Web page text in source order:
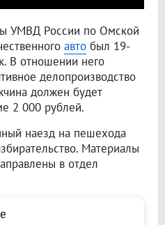
УМВД России по Омской
авто был 19-
В отношении него
делопроизводство
должен будет
2 000 рублей.
наезд на пешехода
Материалы
в отдел